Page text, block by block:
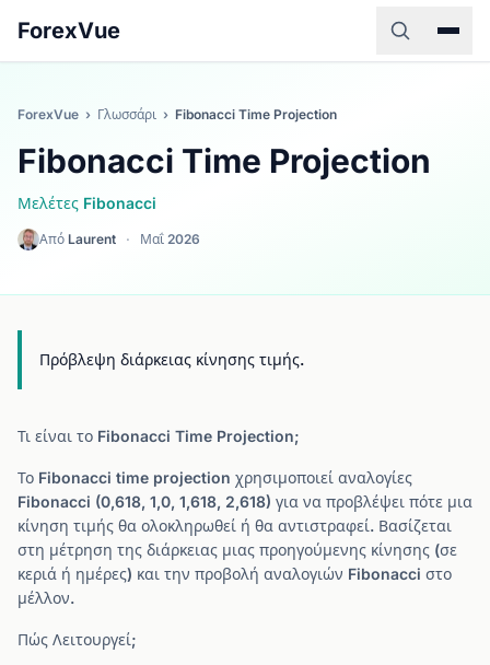
ForexVue
ForexVue › Γλωσσάρι › Fibonacci Time Projection
Fibonacci Time Projection
Μελέτες Fibonacci
Από Laurent · Μαΐ 2026
Πρόβλεψη διάρκειας κίνησης τιμής.
Τι είναι το Fibonacci Time Projection;
Το Fibonacci time projection χρησιμοποιεί αναλογίες
Fibonacci (0,618, 1,0, 1,618, 2,618) για να προβλέψει πότε μια
κίνηση τιμής θα ολοκληρωθεί ή θα αντιστραφεί. Βασίζεται
στη μέτρηση της διάρκειας μιας προηγούμενης κίνησης (σε
κεριά ή ημέρες) και την προβολή αναλογιών Fibonacci στο
μέλλον.
Πώς Λειτουργεί;